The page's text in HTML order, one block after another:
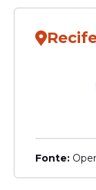
incluíam
Fonte: